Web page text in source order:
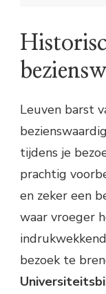
Leuven barst
tijdens je
prachtig
en zeker een
waar vroeger
bezoek te